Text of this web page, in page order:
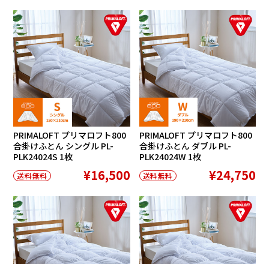
PRIMALOFT プリマロフト800
合掛けふとん シングル PL-
PLK24024S 1枚
送料無料 ¥16,500
PRIMALOFT プリマロフト800
合掛けふとん ダブル PL-
PLK24024W 1枚
送料無料 ¥24,750